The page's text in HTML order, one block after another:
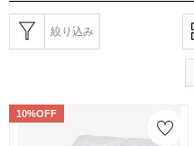
絞り込み
10%OFF